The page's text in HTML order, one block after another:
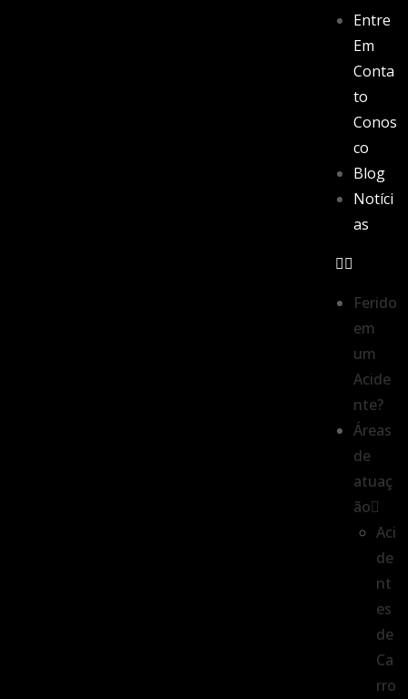
Entre
Em
Conta
to
Conos
co
Blog
Notíci
as
Ferido
em
um
Acide
nte?
Áreas
de
atuaç
ão
Aci
de
nt
es
de
Ca
rro